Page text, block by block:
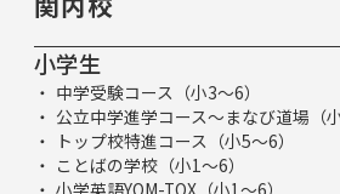
小学生
中学受験コース（小3～6）
公立中学進学コース～まなび道場（小
トップ校特進コース（小5～6）
ことばの学校（小1～6）